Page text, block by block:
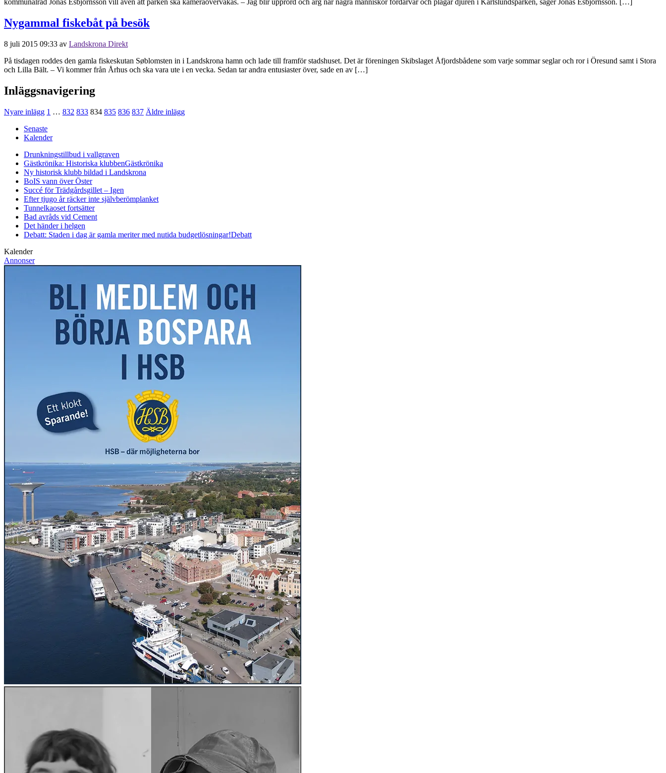
kommunalråd Jonas Esbjörnsson vill även att parken ska kameraövervakas. – Jag blir upprörd och arg när några människor fördärvar och plågar djuren i Karlslundsparken, säger Jonas Esbjörnsson. […]
Nygammal fiskebåt på besök
8 juli 2015 09:33 av Landskrona Direkt
På tisdagen roddes den gamla fiskeskutan Søblomsten in i Landskrona hamn och lade till framför stadshuset. Det är föreningen Skibslaget Åfjordsbådene som varje sommar seglar och ror i Öresund samt i Stora
och Lilla Bält. – Vi kommer från Århus och ska vara ute i en vecka. Sedan tar andra entusiaster över, sade en av […]
Inläggsnavigering
Nyare inlägg 1 … 832 833 834 835 836 837 Äldre inlägg
Senaste
Kalender
Drunkningstillbud i vallgraven
Gästkrönika: Historiska klubbenGästkrönika
Ny historisk klubb bildad i Landskrona
BoIS vann över Öster
Succé för Trädgårdsgillet – Igen
Efter tjugo år räcker inte självberömplanket
Tunnelkaoset fortsätter
Bad avråds vid Cement
Det händer i helgen
Debatt: Staden i dag är gamla meriter med nutida budgetlösningar!Debatt
Kalender
Annonser